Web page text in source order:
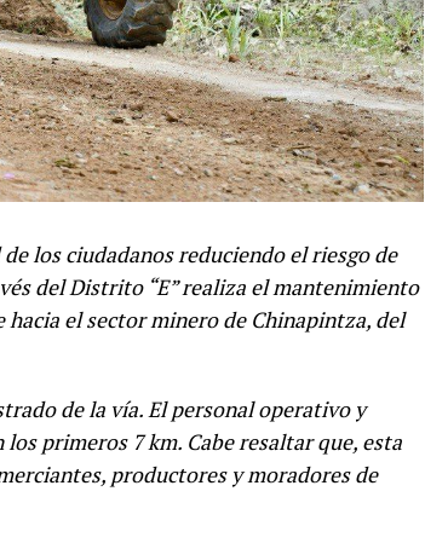
los ciudadanos reduciendo el riesgo de
del Distrito “E” realiza el mantenimiento
el sector minero de Chinapintza, del
de la vía. El personal operativo y
primeros 7 km. Cabe resaltar que, esta
productores y moradores de